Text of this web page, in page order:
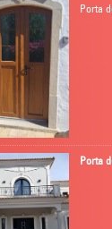
Porta
Porta